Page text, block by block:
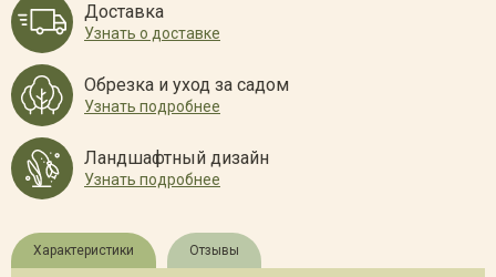
Доставка
Узнать о доставке
Обрезка и уход за садом
Узнать подробнее
Ландшафтный дизайн
Узнать подробнее
Характеристики Отзывы